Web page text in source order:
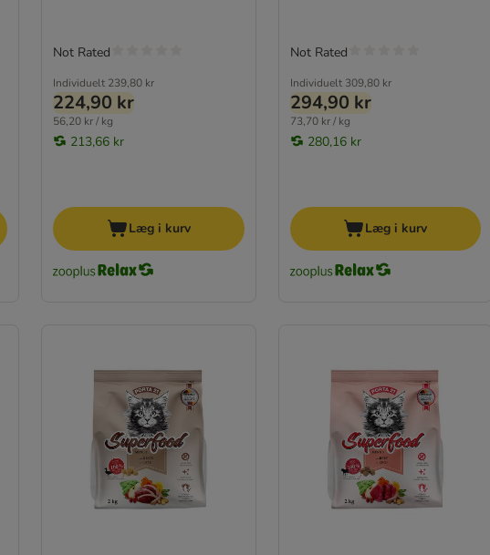
Individuelt 239,80 kr
224,90 kr
56,20 kr / kg
213,66 kr
Not Rated
Læg i kurv
Individuelt 309,80 kr
294,90 kr
73,70 kr / kg
280,16 kr
Not Rated
Læg i kurv